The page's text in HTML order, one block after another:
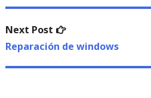
entradas
Next Post
Next
post:
Reparación de windows